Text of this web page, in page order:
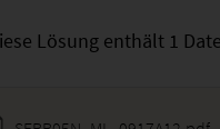
Lösung enthält 1